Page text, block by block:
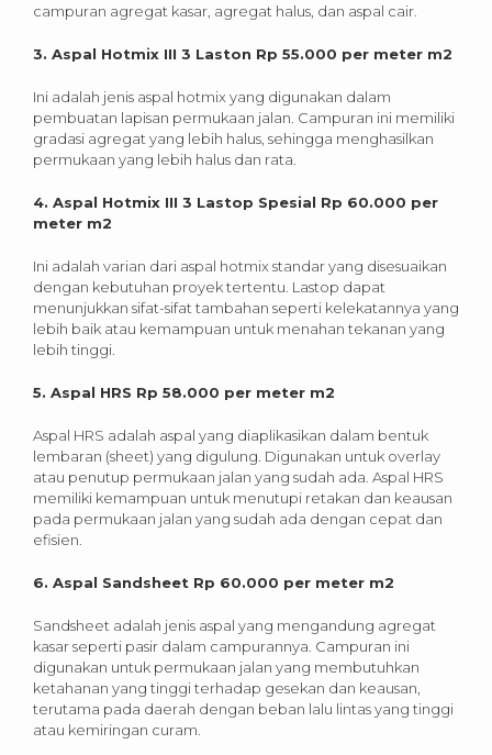
campuran agregat kasar, agregat halus, dan aspal cair.
3. Aspal Hotmix III 3 Laston Rp 55.000 per meter m2
Ini adalah jenis aspal hotmix yang digunakan dalam
pembuatan lapisan permukaan jalan. Campuran ini memiliki
gradasi agregat yang lebih halus, sehingga menghasilkan
permukaan yang lebih halus dan rata.
4. Aspal Hotmix III 3 Lastop Spesial Rp 60.000 per
meter m2
Ini adalah varian dari aspal hotmix standar yang disesuaikan
dengan kebutuhan proyek tertentu. Lastop dapat
menunjukkan sifat-sifat tambahan seperti kelekatannya yang
lebih baik atau kemampuan untuk menahan tekanan yang
lebih tinggi.
5. Aspal HRS Rp 58.000 per meter m2
Aspal HRS adalah aspal yang diaplikasikan dalam bentuk
lembaran (sheet) yang digulung. Digunakan untuk overlay
atau penutup permukaan jalan yang sudah ada. Aspal HRS
memiliki kemampuan untuk menutupi retakan dan keausan
pada permukaan jalan yang sudah ada dengan cepat dan
efisien.
6. Aspal Sandsheet Rp 60.000 per meter m2
Sandsheet adalah jenis aspal yang mengandung agregat
kasar seperti pasir dalam campurannya. Campuran ini
digunakan untuk permukaan jalan yang membutuhkan
ketahanan yang tinggi terhadap gesekan dan keausan,
terutama pada daerah dengan beban lalu lintas yang tinggi
atau kemiringan curam.